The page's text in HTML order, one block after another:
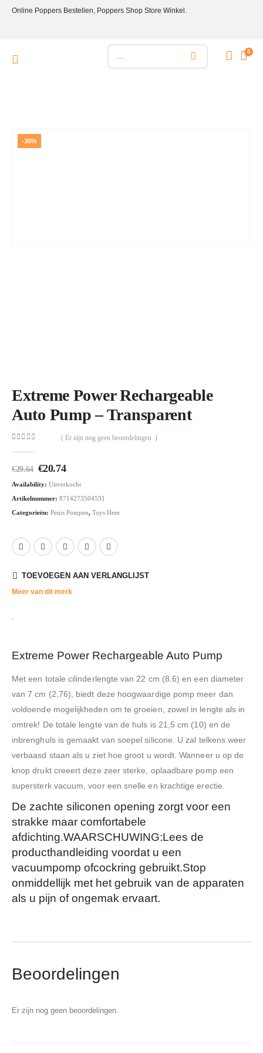
Online Poppers Bestellen, Poppers Shop Store Winkel.
0
-30%
Extreme Power Rechargeable
Auto Pump – Transparent
( Er zijn nog geen beoordelingen. )
€29.64 Oorspronkelijke
was:
€29.64.
€20.74Huidige
is:
€20.74.
Availability: Uitverkocht
Artikelnummer: 8714273504531
Categorieën: Penis Pompen, Toys Hem
TOEVOEGEN AAN VERLANGLIJST
Meer van dit merk
Extreme Power Rechargeable Auto Pump
Met een totale cilinderlengte van 22 cm (8.6) en een diameter
van 7 cm (2,76), biedt deze hoogwaardige pomp meer dan
voldoende mogelijkheden om te groeien, zowel in lengte als in
omtrek! De totale lengte van de huls is 21,5 cm (10) en de
inbrenghuls is gemaakt van soepel silicone. U zal telkens weer
verbaasd staan als u ziet hoe groot u wordt. Wanneer u op de
knop drukt creeert deze zeer sterke, oplaadbare pomp een
supersterk vacuum, voor een snelle en krachtige erectie.
De zachte siliconen opening zorgt voor een
strakke maar comfortabele
afdichting.WAARSCHUWING:Lees de
producthandleiding voordat u een
vacuumpomp ofcockring gebruikt.Stop
onmiddellijk met het gebruik van de apparaten
als u pijn of ongemak ervaart.
Beoordelingen
Er zijn nog geen beoordelingen.